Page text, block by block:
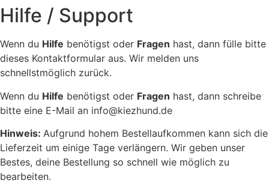
Hilfe / Support
Wenn du Hilfe benötigst oder Fragen hast, dann fülle bitte
dieses Kontaktformular aus. Wir melden uns
schnellstmöglich zurück.
Wenn du Hilfe benötigst oder Fragen hast, dann schreibe
bitte eine E-Mail an info@kiezhund.de
Hinweis: Aufgrund hohem Bestellaufkommen kann sich die
Lieferzeit um einige Tage verlängern. Wir geben unser
Bestes, deine Bestellung so schnell wie möglich zu
bearbeiten.